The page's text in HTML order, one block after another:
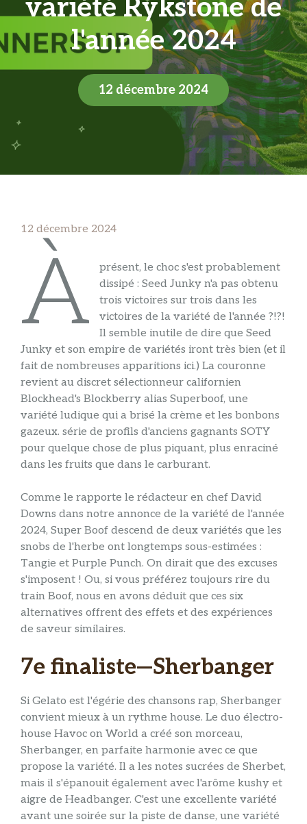
variété Rykstone de
l'année 2024
12 décembre 2024
12 décembre 2024
À
présent, le choc s'est probablement
dissipé : Seed Junky n'a pas obtenu
trois victoires sur trois dans les
victoires de la variété de l'année ?!?!
Il semble inutile de dire que Seed
Junky et son empire de variétés iront très bien (et il
fait de nombreuses apparitions ici.) La couronne
revient au discret sélectionneur californien
Blockhead's Blockberry alias Superboof, une
variété ludique qui a brisé la crème et les bonbons
gazeux. série de profils d'anciens gagnants SOTY
pour quelque chose de plus piquant, plus enraciné
dans les fruits que dans le carburant.
Comme le rapporte le rédacteur en chef David
Downs dans notre annonce de la variété de l'année
2024, Super Boof descend de deux variétés que les
snobs de l'herbe ont longtemps sous-estimées :
Tangie et Purple Punch. On dirait que des excuses
s'imposent ! Ou, si vous préférez toujours rire du
train Boof, nous en avons déduit que ces six
alternatives offrent des effets et des expériences
de saveur similaires.
7e finaliste—Sherbanger
Si Gelato est l'égérie des chansons rap, Sherbanger
convient mieux à un rythme house. Le duo électro-
house Havoc on World a créé son morceau,
Sherbanger, en parfaite harmonie avec ce que
propose la variété. Il a les notes sucrées de Sherbet,
mais il s'épanouit également avec l'arôme kushy et
aigre de Headbanger. C'est une excellente variété
avant une soirée sur la piste de danse, une variété